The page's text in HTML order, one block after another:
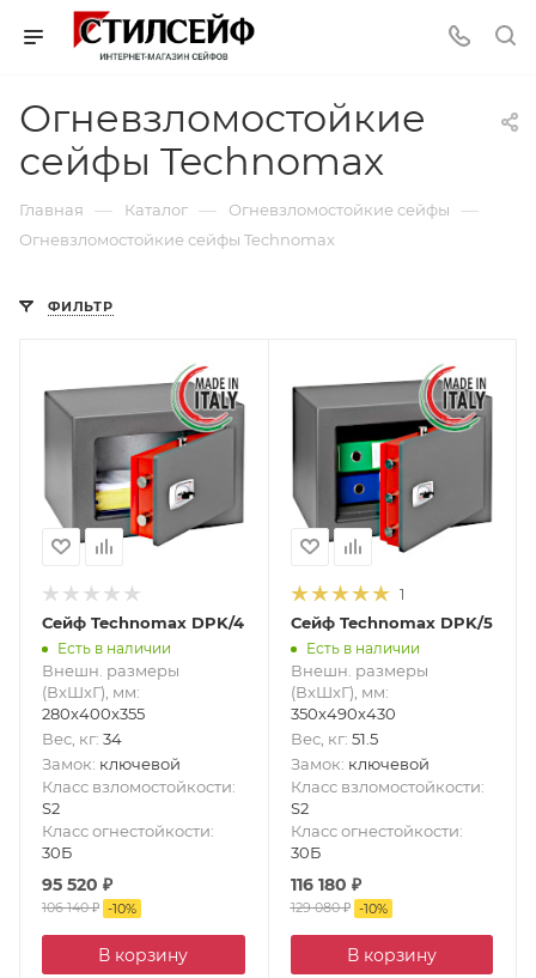
Огневзломостойкие
сейфы Technomax
Главная — Каталог — Огневзломостойкие сейфы —
Огневзломостойкие сейфы Technomax
ФИЛЬТР
Сейф Technomax DPK/4
Есть в наличии
Внешн. размеры
(ВxШxГ), мм:
280x400x355
Вес, кг: 34
Замок: ключевой
Класс взломостойкости:
S2
Класс огнестойкости:
30Б
95 520 ₽
106 140₽ -10%
В корзину
1
Сейф Technomax DPK/5
Есть в наличии
Внешн. размеры
(ВxШxГ), мм:
350x490x430
Вес, кг: 51.5
Замок: ключевой
Класс взломостойкости:
S2
Класс огнестойкости:
30Б
116 180 ₽
129 080₽ -10%
В корзину